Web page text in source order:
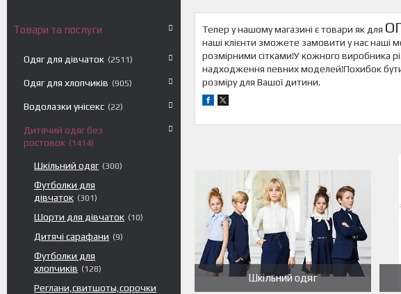
Товари та послуги
Одяг для дівчаток 2511
Одяг для хлопчиків 905
Водолазки унісекс 22
Дитячий одяг без
ростовок
1414
Шкільний одяг 300
Футболки для
дівчаток
301
Шорти для дівчаток 10
Дитячі сарафани 9
Футболки для
хлопчиків
128
Реглани,свитшоты,сорочки
Тепер у нашому магазині є товари як для
наші клієнти зможете замовити у нас
розмірними сітками!У кожного виробника
надходження певних моделей!Похибок
розміру для Вашої дитини.
Шкільний одяг